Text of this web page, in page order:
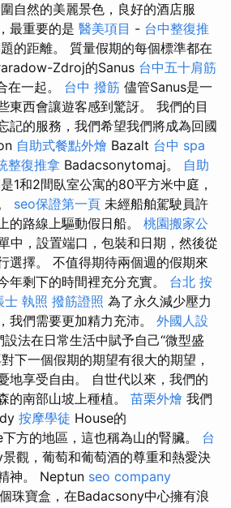
自然的美麗景色，良好的酒店服
最重要的是 醫美項目 - 台中整復推
的距離。 質量假期的每個標準都在
Zdroj的Sanus 台中五十肩筋
在一起。 台中 撥筋 儘管Sanus是一
東西會讓遊客感到驚訝。 我們的目
記的服務，我們希望我們將成為回國
自助式餐點外燴 Bazalt 台中 spa
整復推拿 Badacsonytomaj。 自助
1和2間臥室公寓的80平方米中庭，
seo保證第一頁 未經船舶駕駛員許
的路線上驅動假日船。 桃園搬家公
中，設置端口，包裝和日期，然後從
選擇。 不值得期待兩個週的假期來
年剩下的時間裡充分充實。 台北 按
士 執照 撥筋證照 為了永久減少壓力
我們需要更加精力充沛。 外國人設
設法在日常生活中賦予自己“微型盛
下一個假期的期望有很大的期望，
地享受自由。 自世代以來，我們的
的南部山坡上種植。 苗栗外燴 我們
按摩學徒 House的
方的地區，這也稱為山的腎臟。 台
觀，葡萄和葡萄酒的尊重和熱愛決
神。 Neptun seo company
珠寶盒，在Badacsony中心擁有浪